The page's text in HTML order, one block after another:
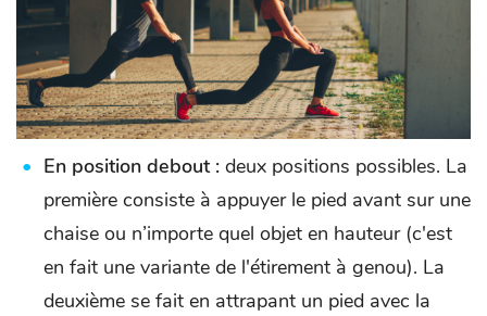
En position debout : deux positions possibles. La
première consiste à appuyer le pied avant sur une
chaise ou n’importe quel objet en hauteur (c'est
en fait une variante de l'étirement à genou). La
deuxième se fait en attrapant un pied avec la